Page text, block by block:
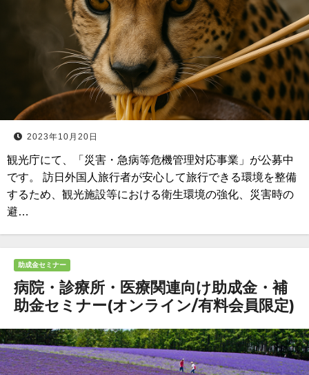
2023年10月20日
観光庁にて、「災害・急病等危機管理対応事業」が公募中
です。 訪日外国人旅行者が安心して旅行できる環境を整備
するため、観光施設等における衛生環境の強化、災害時の
避…
助成金セミナー
病院・診療所・医療関連向け助成金・補
助金セミナー(オンライン/有料会員限定)